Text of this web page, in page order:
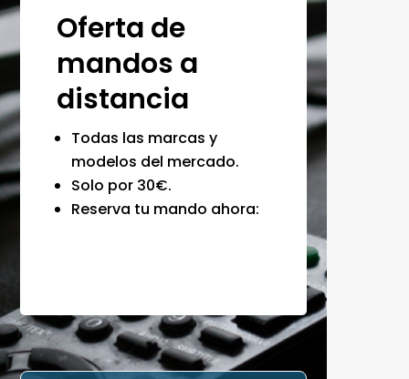
Oferta de
mandos a
distancia
Todas las marcas y
modelos del mercado.
Solo por 30€.
Reserva tu mando ahora: